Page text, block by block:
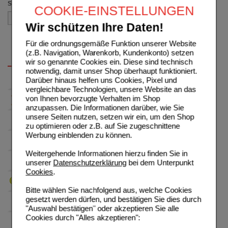
COOKIE-EINSTELLUNGEN
Wir schützen Ihre Daten!
Für die ordnungsgemäße Funktion unserer Website
(z.B. Navigation, Warenkorb, Kundenkonto) setzen
wir so genannte Cookies ein. Diese sind technisch
notwendig, damit unser Shop überhaupt funktioniert.
Darüber hinaus helfen uns Cookies, Pixel und
vergleichbare Technologien, unsere Website an das
von Ihnen bevorzugte Verhalten im Shop
anzupassen. Die Informationen darüber, wie Sie
unsere Seiten nutzen, setzen wir ein, um den Shop
zu optimieren oder z.B. auf Sie zugeschnittene
Werbung einblenden zu können.
Weitergehende Informationen hierzu finden Sie in
unserer Datenschutzerklärungbei dem Unterpunkt
Cookies.
Bitte wählen Sie nachfolgend aus, welche Cookies
gesetzt werden dürfen, und bestätigen Sie dies durch
"Auswahl bestätigen" oder akzeptieren Sie alle
Cookies durch "Alles akzeptieren":
Sortieren nach